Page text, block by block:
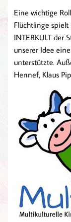
Eine wichtige
Flüchtlinge
INTERKULT der
unserer Idee
unterstützte.
Hennef, Klaus